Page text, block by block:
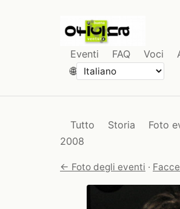
Eventi FAQ Voci
🌐
Tutto Storia Foto
2008
← Foto degli eventi ·